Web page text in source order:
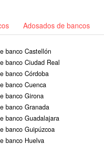
Adosados de bancos
banco Castellón
banco Ciudad Real
banco Córdoba
banco Cuenca
banco Girona
banco Granada
banco Guadalajara
banco Guipúzcoa
banco Huelva